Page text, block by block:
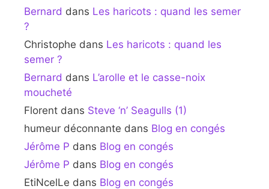
Bernard dans Les haricots : quand les semer
?
Christophe dans Les haricots : quand les
semer ?
Bernard dans L’arolle et le casse-noix
moucheté
Florent dans Steve ‘n’ Seagulls (1)
humeur déconnante dans Blog en congés
Jérôme P dans Blog en congés
Jérôme P dans Blog en congés
EtiNcelLe dans Blog en congés